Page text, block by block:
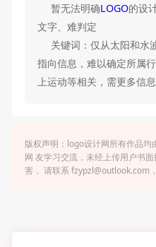
暂无法明确LOGO的设
文字、难判定
关键词：仅从太阳和水
指向信息，难以确定所属
上运动等相关，需更多信
版权声明：logo设计网所有作品
网 友学习交流，未经上传用户书
害， 请联系 fzypzl@outlook.com